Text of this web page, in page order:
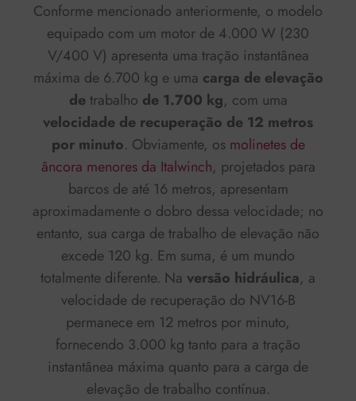
Conforme mencionado anteriormente, o modelo
equipado com um motor de 4.000 W (230
V/400 V) apresenta uma tração instantânea
máxima de 6.700 kg e uma carga de elevação
detrabalho de 1.700 kg, com uma
velocidade de recuperação de 12 metros
por minuto. Obviamente, os molinetes de
âncora menores da Italwinch, projetados para
barcos de até 16 metros, apresentam
aproximadamente o dobro dessa velocidade; no
entanto, sua carga de trabalho de elevação não
excede 120 kg. Em suma, é um mundo
totalmente diferente. Na versão hidráulica, a
velocidade de recuperação do NV16-B
permanece em 12 metros por minuto,
fornecendo 3.000 kg tanto para a tração
instantânea máxima quanto para a carga de
elevação de trabalho contínua.